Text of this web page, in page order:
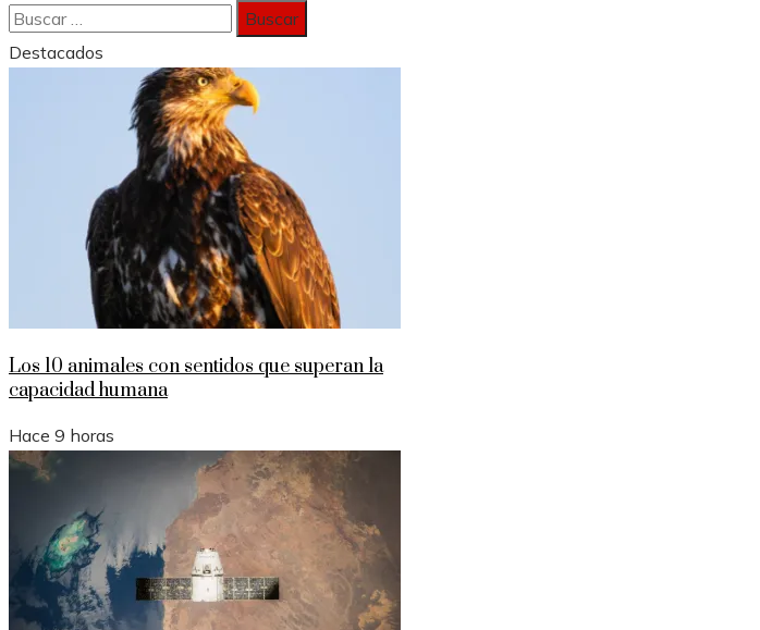
Buscar:
Destacados
Los 10 animales con sentidos que superan la
capacidad humana
Hace 9 horas